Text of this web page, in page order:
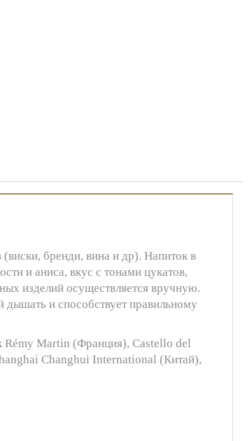
бренди, вина и др). Напиток в
и аниса, вкус c тонами цукатов,
изделий осуществляется вручную.
дышать и способствует правильному
Rémy Martin (Франция), Castello del
Changhui International (Китай),